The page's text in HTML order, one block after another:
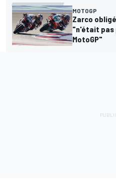
MOTOGP
Zarco
"n'était pas
MotoGP"